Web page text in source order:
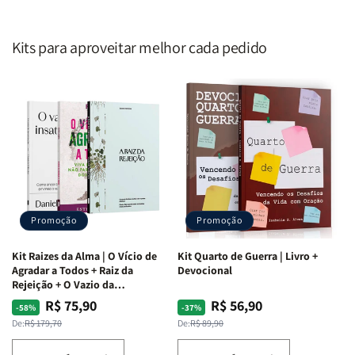
Kits para aproveitar melhor cada pedido
Promoção
Kit Raizes da Alma | O Vício de
Agradar a Todos + Raiz da
Rejeição + O Vazio da
Insatisfação.
-58%
Preço
normal
De:R$ 179,70
Preço
promocional
R$ 75,90
Promoção
Kit Quarto de Guerra | Livro +
Devocional
-37%
Preço
normal
De:R$ 89,90
Preço
promocional
R$ 56,90